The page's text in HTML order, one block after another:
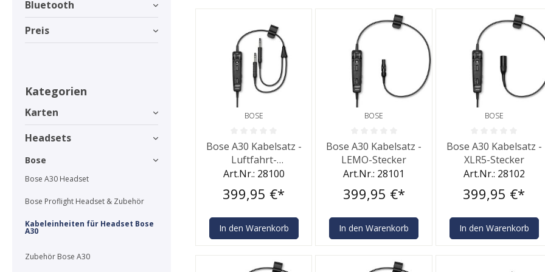
Bluetooth
Preis
Kategorien
Karten
Headsets
Bose
Bose A30 Headset
Bose Proflight Headset & Zubehör
Kabeleinheiten für Headset Bose
A30
Zubehör Bose A30
BOSE
Durchschnittliche Bewertung von 0 von 5 Sternen
Bose A30 Kabelsatz -
Luftfahrt-
Standardstecker
Art.Nr.: 28100
399,95 €*
In den Warenkorb
BOSE
Durchschnittliche Bewertung von 0 von 5 Sternen
Bose A30 Kabelsatz -
LEMO-Stecker
Art.Nr.: 28101
399,95 €*
In den Warenkorb
BOSE
Durchschnittliche
Bose A30 Kabelsatz -
XLR5-Stecker
Art.Nr.: 28102
399,95 €*
In den Warenkorb